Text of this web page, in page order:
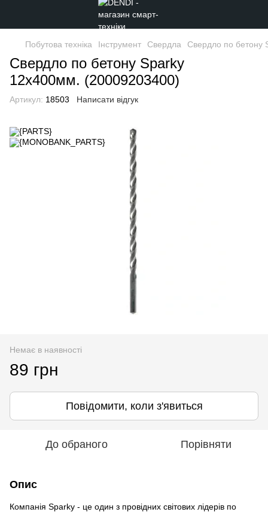
Побутова техніка Інструмент Свердла Свердло по бетону
Свердло по бетону Sparky
12х400мм. (20009203400)
Артикул: 18503 Написати відгук
Немає в наявності
89 грн
Повідомити, коли з'явиться
До обраного Порівняти
Опис
Компанія Sparky - це один з провідних світових лідерів по